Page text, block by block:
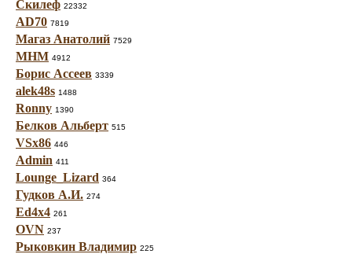
Скилеф 22332
AD70 7819
Магаз Анатолий 7529
МНМ 4912
Борис Ассеев 3339
alek48s 1488
Ronny 1390
Белков Альберт 515
VSx86 446
Admin 411
Lounge_Lizard 364
Гудков А.И. 274
Ed4x4 261
OVN 237
Рыковкин Владимир 225